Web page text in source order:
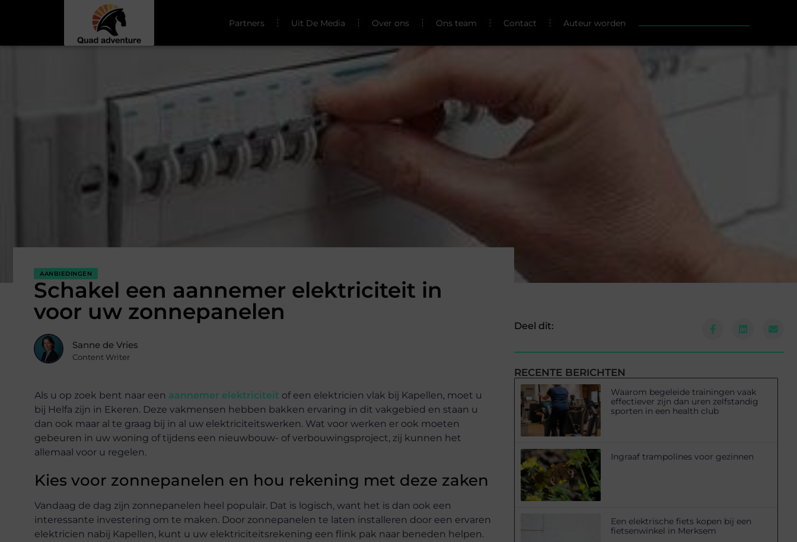
Partners Uit De Media Over ons Ons team Contact Auteur worden
AANBIEDINGEN
Schakel een aannemer elektriciteit in
voor uw zonnepanelen
Sanne de Vries
Content Writer
Als u op zoek bent naar een aannemer elektriciteit of een elektricien vlak bij Kapellen, moet u
bij Helfa zijn in Ekeren. Deze vakmensen hebben bakken ervaring in dit vakgebied en staan u
dan ook maar al te graag bij in al uw elektriciteitswerken. Wat voor werken er ook moeten
gebeuren in uw woning of tijdens een nieuwbouw- of verbouwingsproject, zij kunnen het
allemaal voor u regelen.
Kies voor zonnepanelen en hou rekening met deze zaken
Vandaag de dag zijn zonnepanelen heel populair. Dat is logisch, want het is dan ook een
interessante investering om te maken. Door zonnepanelen te laten installeren door een ervaren
elektricien nabij Kapellen, kunt u uw elektriciteitsrekening een flink pak naar beneden helpen.
Deel dit:
RECENTE BERICHTEN
Waarom begeleide trainingen vaak
effectiever zijn dan uren zelfstandig
sporten in een health club
Ingraaf trampolines voor gezinnen
Een elektrische fiets kopen bij een
fietsenwinkel in Merksem